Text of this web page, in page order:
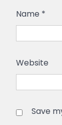
Name *
Website
Save